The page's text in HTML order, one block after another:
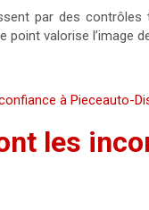
par des
point valorise l’image
à Pieceauto-
les